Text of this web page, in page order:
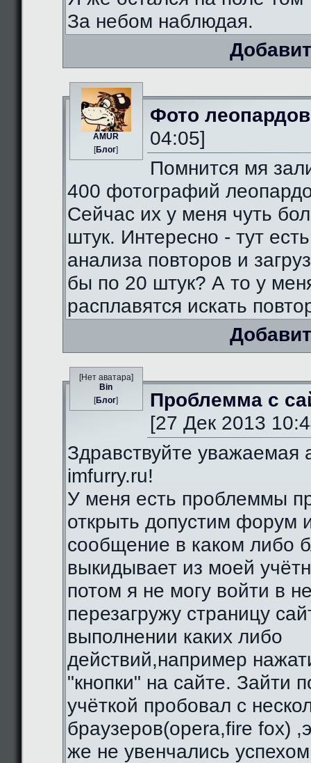
За небом наблюдая.
AMUR
[Блог]
Фото леопардов
04:05]
Помнится мя
400 фотографий
Сейчас их у меня чуть
штук. Интересно - тут
анализа повторов и
бы по 20 штук? А то у
расплавятся искать
[Нет аватара]
Bin
[Блог]
Проблемма с
[27 Дек 2013
Здравствуйте уважаемая
imfurry.ru!
У меня есть проблеммы
открыть допустим форум
сообщение в каком либо
выкидывает из моей
потом я не могу войти в
перезагружу страницу
выполнении каких либо
действий,например
"кнопки" на сайте. Зайти
учёткой пробовал с
браузеров(opera,fire fox)
же не увенчались